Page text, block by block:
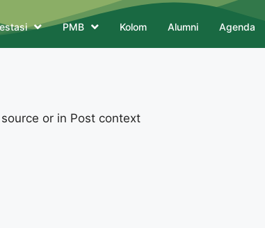
PMB Kolom Alumni Agenda
or in Post context